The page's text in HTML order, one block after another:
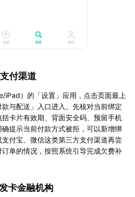
付渠道
iPad）的「设置」应用，点击页面最上
与配送」入口进入。先核对当前绑定
卡片有效期、背面安全码、预留手机
提示当前付款方式被拒，可以新增绑
付宝、微信这类第三方支付渠道再尝
单的情况，按照系统引导完成欠费补
卡金融机构